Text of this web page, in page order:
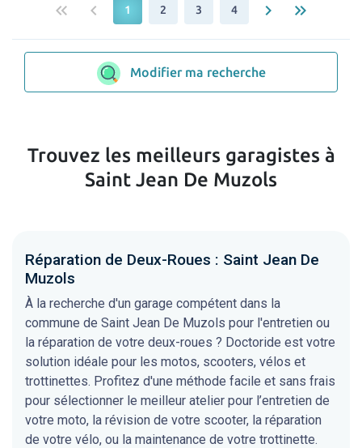
keyboard_double_arrow_left keyboard_arrow_left 1 2 3 4 keyboard_arrow_right keyboard_double_arrow_right
Modifier ma recherche
Trouvez les meilleurs garagistes à
Saint Jean De Muzols
Réparation de Deux-Roues : Saint Jean De
Muzols
À la recherche d'un garage compétent dans la
commune de Saint Jean De Muzols pour l'entretien ou
la réparation de votre deux-roues ? Doctoride est votre
solution idéale pour les motos, scooters, vélos et
trottinettes. Profitez d'une méthode facile et sans frais
pour sélectionner le meilleur atelier pour l’entretien de
votre moto, la révision de votre scooter, la réparation
de votre vélo, ou la maintenance de votre trottinette.